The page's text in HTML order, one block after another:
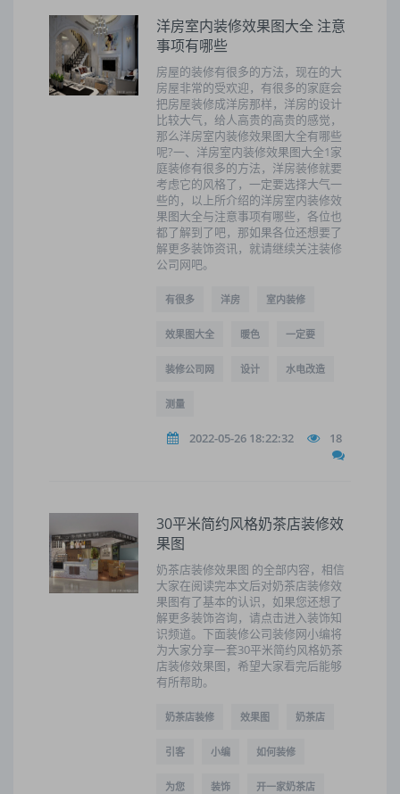
洋房室内装修效果图大全 注意
事项有哪些
房屋的装修有很多的方法，现在的大
房屋非常的受欢迎，有很多的家庭会
把房屋装修成洋房那样，洋房的设计
比较大气，给人高贵的高贵的感觉，
那么洋房室内装修效果图大全有哪些
呢?一、洋房室内装修效果图大全1家
庭装修有很多的方法，洋房装修就要
考虑它的风格了，一定要选择大气一
些的，以上所介绍的洋房室内装修效
果图大全与注意事项有哪些，各位也
都了解到了吧，那如果各位还想要了
解更多装饰资讯，就请继续关注装修
公司网吧。
有很多 洋房 室内装修
效果图大全 暖色 一定要
装修公司网 设计 水电改造
测量
2022-05-26 18:22:32 18
30平米简约风格奶茶店装修效
果图
奶茶店装修效果图 的全部内容，相信
大家在阅读完本文后对奶茶店装修效
果图有了基本的认识，如果您还想了
解更多装饰咨询，请点击进入装饰知
识频道。下面装修公司装修网小编将
为大家分享一套30平米简约风格奶茶
店装修效果图，希望大家看完后能够
有所帮助。
奶茶店装修 效果图 奶茶店
引客 小编 如何装修
为您 装饰 开一家奶茶店